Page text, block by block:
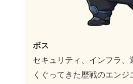
ボス
セキュリティ、インフラ、
くぐってきた歴戦のエンジ